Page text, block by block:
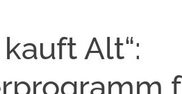
Alt“: